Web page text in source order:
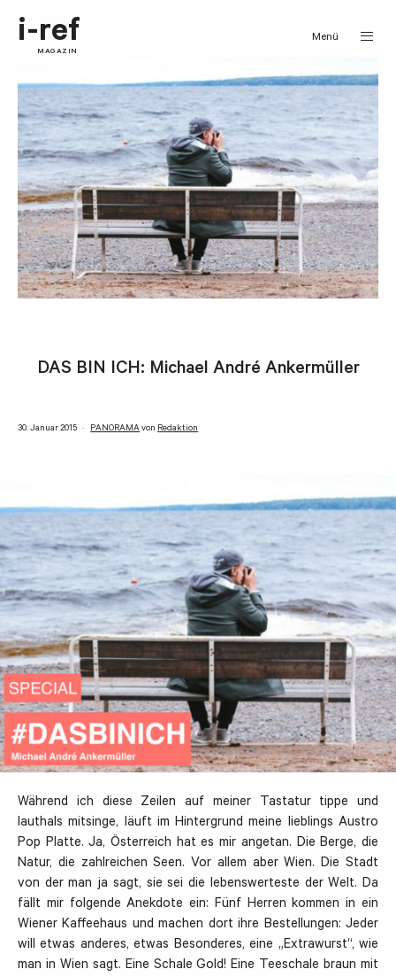
i-ref
MAGAZIN
Menü
DAS BIN ICH: Michael André Ankermüller
30. Januar 2015 PANORAMAvon Redaktion
Während ich diese Zeilen auf meiner Tastatur tippe und
lauthals mitsinge, läuft im Hintergrund meine lieblings Austro
Pop Platte. Ja, Österreich hat es mir angetan. Die Berge, die
Natur, die zahlreichen Seen. Vor allem aber Wien. Die Stadt
von der man ja sagt, sie sei die lebenswerteste der Welt. Da
fällt mir folgende Anekdote ein: Fünf Herren kommen in ein
Wiener Kaffeehaus und machen dort ihre Bestellungen: Jeder
will etwas anderes, etwas Besonderes, eine „Extrawurst“, wie
man in Wien sagt. Eine Schale Gold! Eine Teeschale braun mit